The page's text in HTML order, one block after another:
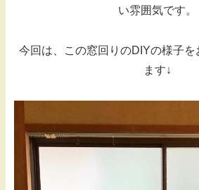
い雰囲気です。
今回は、この窓回りのDIYの様子
ます↓